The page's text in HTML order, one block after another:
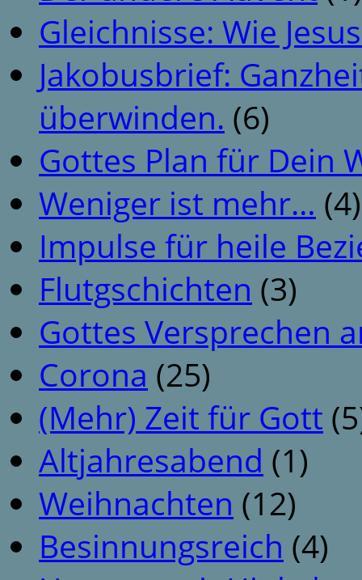
Gleichnisse: Wie
Jakobusbrief:
überwinden. (6)
Gottes Plan für Dein
Weniger ist mehr… (4)
Impulse für heile
Flutgschichten (3)
Gottes Versprechen
Corona (25)
(Mehr) Zeit für Gott
Altjahresabend (1)
Weihnachten (12)
Besinnungsreich (4)